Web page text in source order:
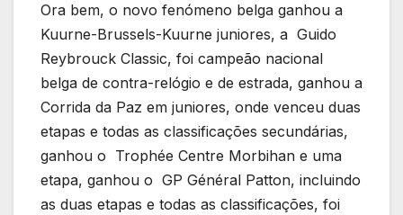
Ora bem, o novo fenómeno belga ganhou a
Kuurne-Brussels-Kuurne juniores, a Guido
Reybrouck Classic, foi campeão nacional
belga de contra-relógio e de estrada, ganhou a
Corrida da Paz em juniores, onde venceu duas
etapas e todas as classificações secundárias,
ganhou o Trophée Centre Morbihan e uma
etapa, ganhou o GP Général Patton, incluindo
as duas etapas e todas as classificações, foi